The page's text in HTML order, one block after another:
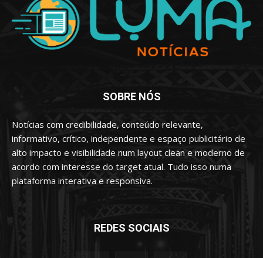
SOBRE NÓS
Notícias com credibilidade, conteúdo relevante,
informativo, crítico, independente e espaço publicitário de
alto impacto e visibilidade num layout clean e moderno de
acordo com interesse do target atual. Tudo isso numa
plataforma interativa e responsiva.
REDES SOCIAIS